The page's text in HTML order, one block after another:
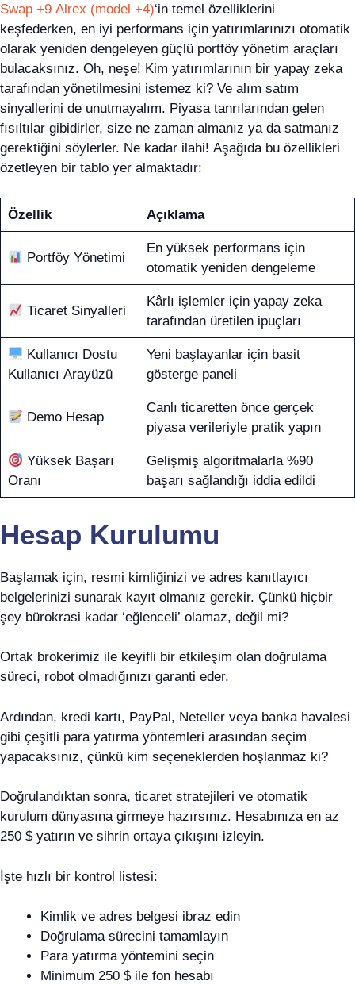
Swap +9 Alrex (model +4)‘in temel özelliklerini
keşfederken, en iyi performans için yatırımlarınızı otomatik
olarak yeniden dengeleyen güçlü portföy yönetim araçları
bulacaksınız. Oh, neşe! Kim yatırımlarının bir yapay zeka
tarafından yönetilmesini istemez ki? Ve alım satım
sinyallerini de unutmayalım. Piyasa tanrılarından gelen
fısıltılar gibidirler, size ne zaman almanız ya da satmanız
gerektiğini söylerler. Ne kadar ilahi! Aşağıda bu özellikleri
özetleyen bir tablo yer almaktadır:
Özellik Açıklama
Portföy Yönetimi
En yüksek performans için
otomatik yeniden dengeleme
Ticaret Sinyalleri
Kârlı işlemler için yapay zeka
tarafından üretilen ipuçları
Kullanıcı Dostu
Kullanıcı Arayüzü
Yeni başlayanlar için basit
gösterge paneli
Demo Hesap
Canlı ticaretten önce gerçek
piyasa verileriyle pratik yapın
Yüksek Başarı
Oranı
Gelişmiş algoritmalarla %90
başarı sağlandığı iddia edildi
Hesap Kurulumu
Başlamak için, resmi kimliğinizi ve adres kanıtlayıcı
belgelerinizi sunarak kayıt olmanız gerekir. Çünkü hiçbir
şey bürokrasi kadar ‘eğlenceli’ olamaz, değil mi?
Ortak brokerimiz ile keyifli bir etkileşim olan doğrulama
süreci, robot olmadığınızı garanti eder.
Ardından, kredi kartı, PayPal, Neteller veya banka havalesi
gibi çeşitli para yatırma yöntemleri arasından seçim
yapacaksınız, çünkü kim seçeneklerden hoşlanmaz ki?
Doğrulandıktan sonra, ticaret stratejileri ve otomatik
kurulum dünyasına girmeye hazırsınız. Hesabınıza en az
250 $ yatırın ve sihrin ortaya çıkışını izleyin.
İşte hızlı bir kontrol listesi:
Kimlik ve adres belgesi ibraz edin
Doğrulama sürecini tamamlayın
Para yatırma yöntemini seçin
Minimum 250 $ ile fon hesabı